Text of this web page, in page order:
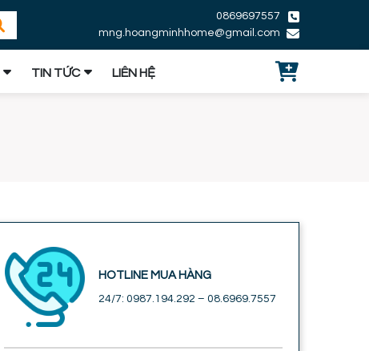
0869697557
mng.hoangminhhome@gmail.com
TIN TỨC LIÊN HỆ
HOTLINE MUA HÀNG
24/7: 0987.194.292 – 08.6969.7557